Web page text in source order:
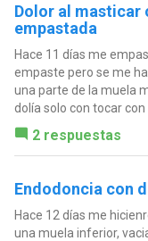
Dolor al masticar
empastada
Hace 11 días me
empaste pero se me
una parte de la muela
dolía solo con tocar con
2 respuestas
Endodoncia con
Hace 12 días me
una muela inferior,